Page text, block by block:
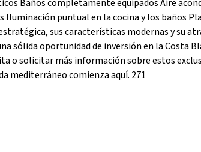
Baños completamente equipados Aire
puntual en la cocina y los baños
sus características modernas y su
sólida oportunidad de inversión en la Costa
o solicitar más información sobre estos
mediterráneo comienza aquí. 271